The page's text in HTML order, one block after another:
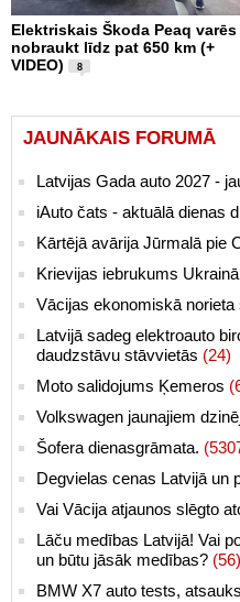
Elektriskais Škoda Peaq varēs
nobraukt līdz pat 650 km (+
VIDEO)
8
JAUNĀKAIS FORUMĀ
Latvijas Gada auto 2027 -
iAuto čats - aktuālā dienas
Kārtējā avārija Jūrmalā pie
Krievijas iebrukums
Vācijas ekonomiskā
Latvijā sadeg elektroauto
daudzstāvu stāvvietās (24)
Moto salidojums Ķemeros
Volkswagen jaunajiem
Šofera dienasgrāmata.
Degvielas cenas Latvijā un
Vai Vācija atjaunos slēgto
Lāču medības Latvijā! Vai
un būtu jāsāk medības? (56)
BMW X7 auto tests,